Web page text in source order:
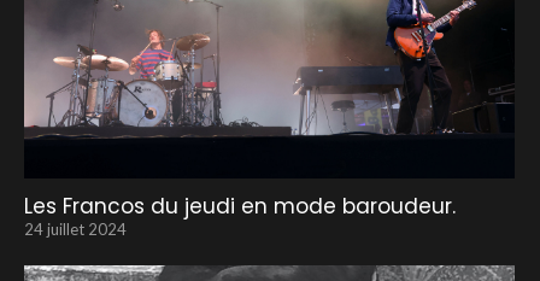
Les Francos du jeudi en mode baroudeur.
24 juillet 2024